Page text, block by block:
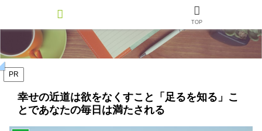
PR
幸せの近道は欲をなくすこと「足るを知る」こ
とであなたの毎日は満たされる
TOP